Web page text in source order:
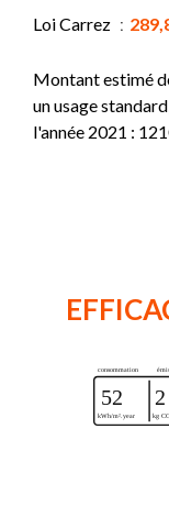
Loi Carrez
Montant estimé
un usage
l'année 2021 :